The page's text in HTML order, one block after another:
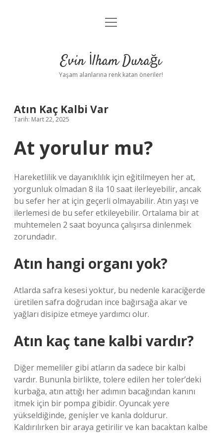
Anasayfa
Yasal Uyarı
menüyü
Evin İlham Durağı
Yaşam alanlarına renk katan öneriler!
Atın Kaç Kalbi Var
Tarih: Mart 22, 2025
At yorulur mu?
Hareketlilik ve dayanıklılık için eğitilmeyen her at,
yorgunluk olmadan 8 ila 10 saat ilerleyebilir, ancak
bu sefer her at için geçerli olmayabilir. Atın yaşı ve
ilerlemesi de bu sefer etkileyebilir. Ortalama bir at
muhtemelen 2 saat boyunca çalışırsa dinlenmek
zorundadır.
Atın hangi organı yok?
Atlarda safra kesesi yoktur, bu nedenle karaciğerde
üretilen safra doğrudan ince bağırsağa akar ve
yağları disipize etmeye yardımcı olur.
Atın kaç tane kalbi vardır?
Diğer memeliler gibi atların da sadece bir kalbi
vardır. Bununla birlikte, tolere edilen her toler’deki
kurbağa, atın attığı her adımın bacağından kanını
itmek için bir pompa gibidir. Oyuncak yere
yükseldiğinde, genişler ve kanla doldurur.
Kaldırılırken bir araya getirilir ve kan bacaktan kalbe